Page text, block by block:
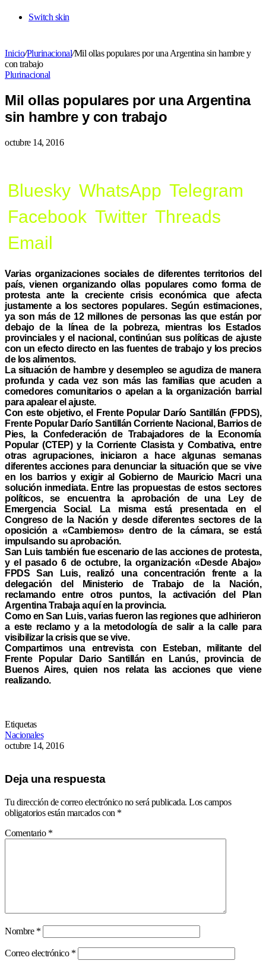
Switch skin
Inicio/Plurinacional/Mil ollas populares por una Argentina sin hambre y
con trabajo
Plurinacional
Mil ollas populares por una Argentina
sin hambre y con trabajo
octubre 14, 2016
Bluesky WhatsApp Telegram
Facebook Twitter Threads
Email
Varias organizaciones sociales de diferentes territorios del
país, vienen organizando ollas populares como forma de
protesta ante la creciente crisis económica que afecta
justamente a los sectores populares. Según estimaciones,
ya son más de 12 millones de personas las que están por
debajo de la línea de la pobreza, mientras los Estados
provinciales y el nacional, continúan sus políticas de ajuste
con un efecto directo en las fuentes de trabajo y los precios
de los alimentos.
La situación de hambre y desempleo se agudiza de manera
profunda y cada vez son más las familias que acuden a
comedores comunitarios o apelan a la organización barrial
para apalear el ajuste.
Con este objetivo, el Frente Popular Darío Santillán (FPDS),
Frente Popular Darío Santillán Corriente Nacional, Barrios de
Pies, la Confederación de Trabajadores de la Economía
Popular (CTEP) y la Corriente Clasista y Combativa, entre
otras agrupaciones, iniciaron a hace algunas semanas
diferentes acciones para denunciar la situación que se vive
en los barrios y exigir al Gobierno de Mauricio Macri una
solución inmediata. Entre las propuestas de estos sectores
políticos, se encuentra la aprobación de una Ley de
Emergencia Social. La misma está presentada en el
Congreso de la Nación y desde diferentes sectores de la
oposición a «Cambiemos» dentro de la cámara, se está
impulsando su aprobación.
San Luis también fue escenario de las acciones de protesta,
y el pasado 6 de octubre, la organización «Desde Abajo»
FPDS San Luis, realizó una concentración frente a la
delegación del Ministerio de Trabajo de la Nación,
reclamando entre otros puntos, la activación del Plan
Argentina Trabaja aquí en la provincia.
Como en San Luis, varias fueron las regiones que adhirieron
a este reclamo y a la metodología de salir a la calle para
visibilizar la crisis que se vive.
Compartimos una entrevista con Esteban, militante del
Frente Popular Dario Santillán en Lanús, provincia de
Buenos Aires, quien nos relata las acciones que viene
realizando.
Etiquetas
Nacionales
octubre 14, 2016
Deja una respuesta
Tu dirección de correo electrónico no será publicada. Los campos
obligatorios están marcados con *
Comentario *
Nombre *
Correo electrónico *